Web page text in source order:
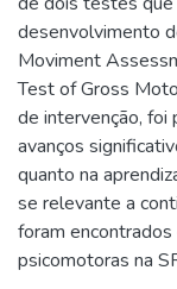
desenvolvimento
Moviment
Test of Gross
de intervenção, foi
avanços
quanto na
se relevante a
foram
psicomotoras na